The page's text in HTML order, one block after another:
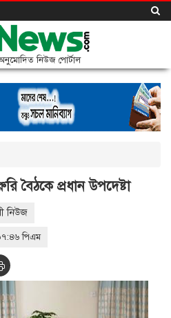
অনুমোদিত নিউজ পোর্টাল
বৈঠকে প্রধান উপদেষ্টা
নিউজ
পিএম